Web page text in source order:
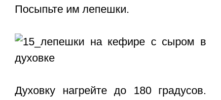
Посыпьте им лепешки.
Духовку нагрейте до 180 градусов.